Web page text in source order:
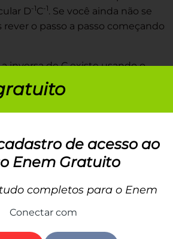
D-1C-1. Se você ainda não se
o passo a passo começando
a inversa de C existe usando o
da matriz inversa com
enunciado e uma matriz de
de acesso ao
Enem Gratuito
completos para o Enem
Conectar com